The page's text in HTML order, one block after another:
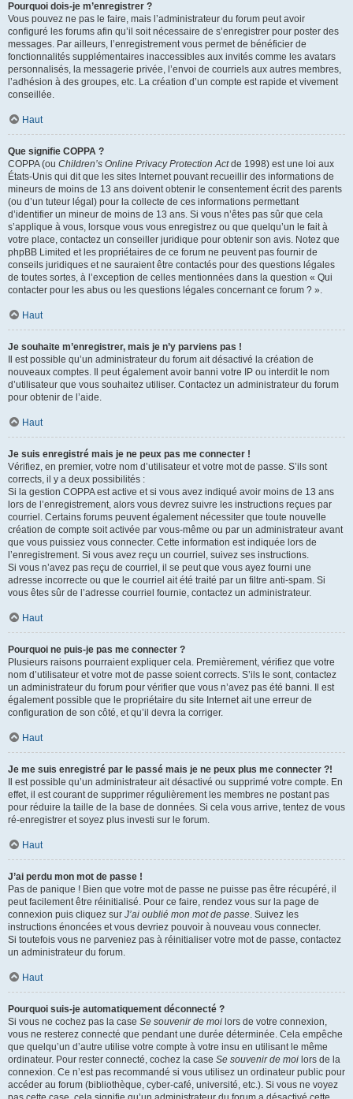
Pourquoi dois-je m’enregistrer ?
Vous pouvez ne pas le faire, mais l’administrateur du forum peut avoir
configuré les forums afin qu’il soit nécessaire de s’enregistrer pour poster des
messages. Par ailleurs, l’enregistrement vous permet de bénéficier de
fonctionnalités supplémentaires inaccessibles aux invités comme les avatars
personnalisés, la messagerie privée, l’envoi de courriels aux autres membres,
l’adhésion à des groupes, etc. La création d’un compte est rapide et vivement
conseillée.
Haut
Que signifie COPPA ?
COPPA (ou Children’s Online Privacy Protection Actde 1998) est une loi aux
États-Unis qui dit que les sites Internet pouvant recueillir des informations de
mineurs de moins de 13 ans doivent obtenir le consentement écrit des parents
(ou d’un tuteur légal) pour la collecte de ces informations permettant
d’identifier un mineur de moins de 13 ans. Si vous n’êtes pas sûr que cela
s’applique à vous, lorsque vous vous enregistrez ou que quelqu’un le fait à
votre place, contactez un conseiller juridique pour obtenir son avis. Notez que
phpBB Limited et les propriétaires de ce forum ne peuvent pas fournir de
conseils juridiques et ne sauraient être contactés pour des questions légales
de toutes sortes, à l’exception de celles mentionnées dans la question « Qui
contacter pour les abus ou les questions légales concernant ce forum ? ».
Haut
Je souhaite m’enregistrer, mais je n’y parviens pas !
Il est possible qu’un administrateur du forum ait désactivé la création de
nouveaux comptes. Il peut également avoir banni votre IP ou interdit le nom
d’utilisateur que vous souhaitez utiliser. Contactez un administrateur du forum
pour obtenir de l’aide.
Haut
Je suis enregistré mais je ne peux pas me connecter !
Vérifiez, en premier, votre nom d’utilisateur et votre mot de passe. S’ils sont
corrects, il y a deux possibilités :
Si la gestion COPPA est active et si vous avez indiqué avoir moins de 13 ans
lors de l’enregistrement, alors vous devrez suivre les instructions reçues par
courriel. Certains forums peuvent également nécessiter que toute nouvelle
création de compte soit activée par vous-même ou par un administrateur avant
que vous puissiez vous connecter. Cette information est indiquée lors de
l’enregistrement. Si vous avez reçu un courriel, suivez ses instructions.
Si vous n’avez pas reçu de courriel, il se peut que vous ayez fourni une
adresse incorrecte ou que le courriel ait été traité par un filtre anti-spam. Si
vous êtes sûr de l’adresse courriel fournie, contactez un administrateur.
Haut
Pourquoi ne puis-je pas me connecter ?
Plusieurs raisons pourraient expliquer cela. Premièrement, vérifiez que votre
nom d’utilisateur et votre mot de passe soient corrects. S’ils le sont, contactez
un administrateur du forum pour vérifier que vous n’avez pas été banni. Il est
également possible que le propriétaire du site Internet ait une erreur de
configuration de son côté, et qu’il devra la corriger.
Haut
Je me suis enregistré par le passé mais je ne peux plus me connecter ?!
Il est possible qu’un administrateur ait désactivé ou supprimé votre compte. En
effet, il est courant de supprimer régulièrement les membres ne postant pas
pour réduire la taille de la base de données. Si cela vous arrive, tentez de vous
ré-enregistrer et soyez plus investi sur le forum.
Haut
J’ai perdu mon mot de passe !
Pas de panique ! Bien que votre mot de passe ne puisse pas être récupéré, il
peut facilement être réinitialisé. Pour ce faire, rendez vous sur la page de
connexion puis cliquez sur J’ai oublié mon mot de passe. Suivez les
instructions énoncées et vous devriez pouvoir à nouveau vous connecter.
Si toutefois vous ne parveniez pas à réinitialiser votre mot de passe, contactez
un administrateur du forum.
Haut
Pourquoi suis-je automatiquement déconnecté ?
Si vous ne cochez pas la case Se souvenir de moi lors de votre connexion,
vous ne resterez connecté que pendant une durée déterminée. Cela empêche
que quelqu’un d’autre utilise votre compte à votre insu en utilisant le même
ordinateur. Pour rester connecté, cochez la case Se souvenir de moi lors de la
connexion. Ce n’est pas recommandé si vous utilisez un ordinateur public pour
accéder au forum (bibliothèque, cyber-café, université, etc.). Si vous ne voyez